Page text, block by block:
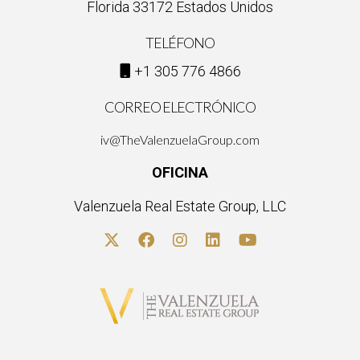
embargo, es recomendable registrar aquellas que son críticas
o pueden dar lugar a malentendidos futuros.
¿Qué hacer si no tengo acceso a herramientas
Puedes optar por métodos físicos como llevar notas
manuales o utilizar registros impresos; lo importante es
medio utilizado. Recuerda que la transparencia comienza
contigo mismo; ¡hazlo parte de tu rutina diaria!
Florida 33172 Estados Unidos
TELÉFONO
+1 305 776 4866
CORREO ELECTRÓNICO
iv@TheValenzuelaGroup.com
OFICINA
Valenzuela Real Estate Group, LLC